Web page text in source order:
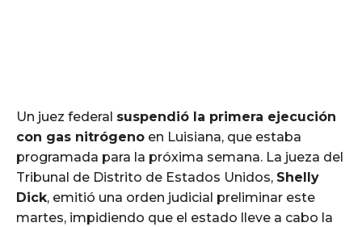
Un juez federal suspendió la primera ejecución
con gas nitrógeno en Luisiana, que estaba
programada para la próxima semana. La jueza del
Tribunal de Distrito de Estados Unidos, Shelly
Dick, emitió una orden judicial preliminar este
martes, impidiendo que el estado lleve a cabo la